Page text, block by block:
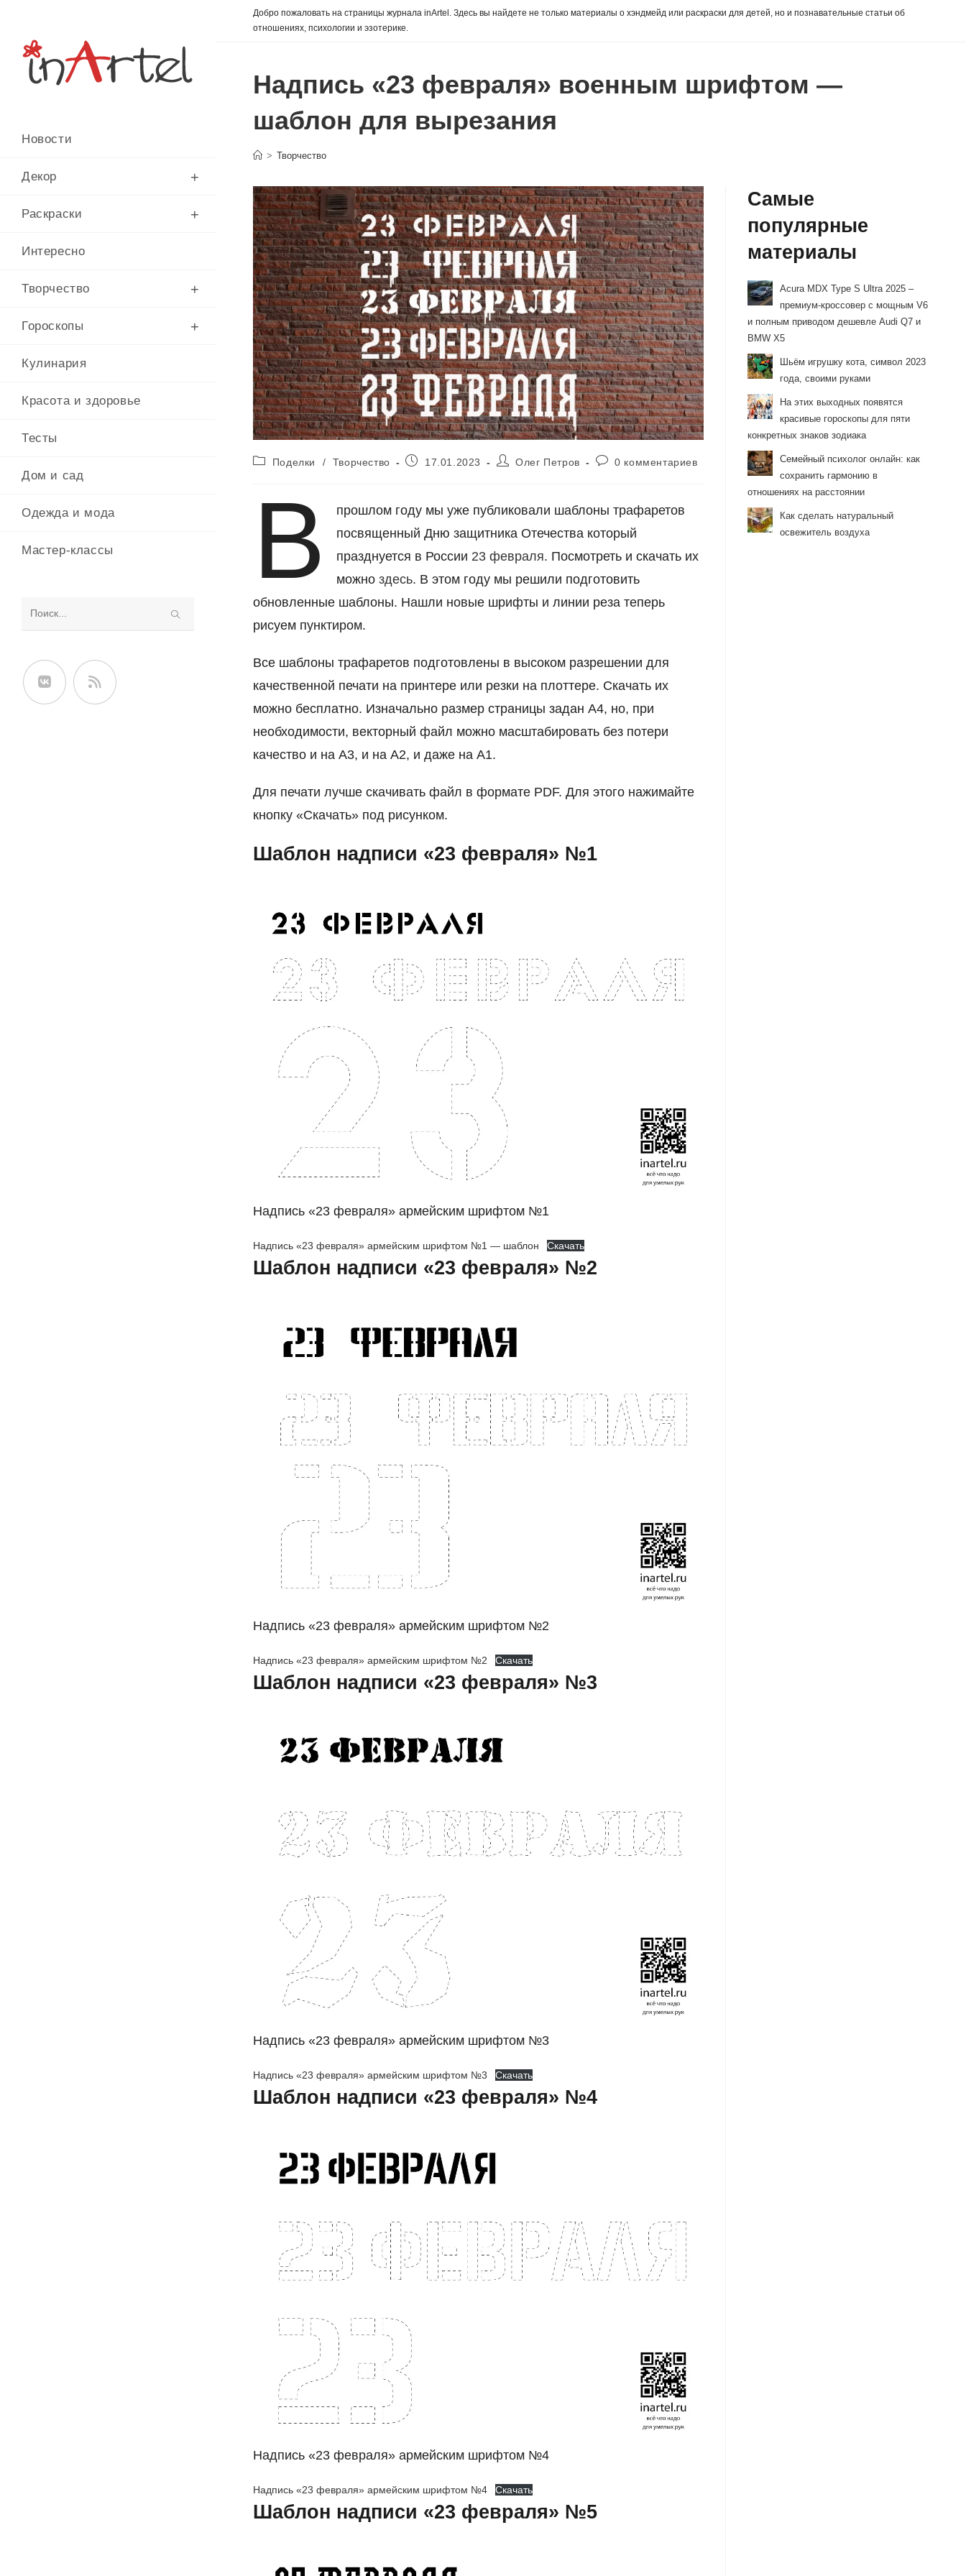
ПерейтиДобро пожаловать на страницы журнала inArtel. Здесь вы найдете не только материалы о хэндмейд или раскраски для детей, но и познавательные статьи об
отношениях, психологии и эзотерике.
Новости
Декор
Раскраски
Интересно
Творчество
Гороскопы
Кулинария
Красота и здоровье
Тесты
Дом и сад
Одежда и мода
Мастер-классы
сайте
Надпись «23 февраля» военным шрифтом —
шаблон для вырезания
> Творчество
РубрикаПоделки / Творчество
Запись17.01.2023
АвторОлег Петров
Комментарии
0 комментариев
В
прошлом году мы уже публиковали шаблоны трафаретов
посвященный Дню защитника Отечества который
празднуется в России 23 февраля. Посмотреть и скачать их
можноздесь. В этом году мы решили подготовить
обновленные шаблоны. Нашли новые шрифты и линии реза теперь
рисуем пунктиром.
Все шаблоны трафаретов подготовлены в высоком разрешении для
качественной печати на принтере или резки на плоттере. Скачать их
можно бесплатно. Изначально размер страницы задан А4, но, при
необходимости, векторный файл можно масштабировать без потери
качество и на А3, и на А2, и даже на A1.
Для печати лучше скачивать файл в формате PDF. Для этого нажимайте
кнопку «Скачать» под рисунком.
Шаблон надписи «23 февраля» №1
Надпись «23 февраля» армейским шрифтом №1
Надпись «23 февраля» армейским шрифтом №1 — шаблон Скачать
Шаблон надписи «23 февраля» №2
Надпись «23 февраля» армейским шрифтом №2
Надпись «23 февраля» армейским шрифтом №2 Скачать
Шаблон надписи «23 февраля» №3
Надпись «23 февраля» армейским шрифтом №3
Надпись «23 февраля» армейским шрифтом №3 Скачать
Шаблон надписи «23 февраля» №4
Надпись «23 февраля» армейским шрифтом №4
Надпись «23 февраля» армейским шрифтом №4 Скачать
Шаблон надписи «23 февраля» №5
Самые
популярные
материалы
Acura MDX Type S Ultra 2025 –
премиум-кроссовер с мощным V6
и полным приводом дешевле Audi Q7 и
BMW X5
Шьём игрушку кота, символ 2023
года, своими руками
На этих выходных появятся
красивые гороскопы для пяти
конкретных знаков зодиака
Семейный психолог онлайн: как
сохранить гармонию в
отношениях на расстоянии
Как сделать натуральный
освежитель воздуха